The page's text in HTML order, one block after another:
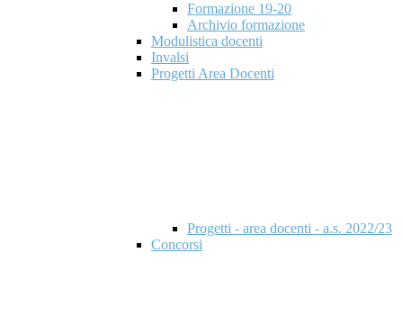
Formazione 19-20
Archivio formazione
Modulistica docenti
Invalsi
Progetti Area Docenti
Progetti - area docenti - a.s. 2022/23
Concorsi